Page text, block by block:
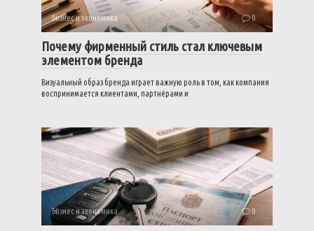
Бизнес и экономика 0
Почему фирменный стиль стал ключевым
элементом бренда
Визуальный образ бренда играет важную роль в том, как компания
воспринимается клиентами, партнёрами и
Бизнес и экономика 0